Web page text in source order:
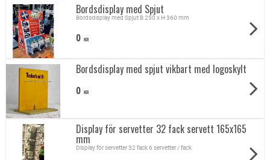
Bordsdisplay med Spjut
Bordsdisplay med Spjut B 250 x H 360 mm
0 KR
Bordsdisplay med spjut vikbart med logoskylt
0 KR
Display för servetter 32 fack servett 165x165
mm
Display för servetter 32 fack 6 servetter / fack